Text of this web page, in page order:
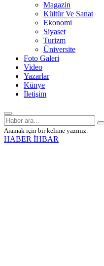
Magazin
Kültür Ve Sanat
Ekonomi
Siyaset
Turizm
Üniversite
Foto Galeri
Video
Yazarlar
Künye
İletişim
Aramak için bir kelime yazınız.
HABER İHBAR